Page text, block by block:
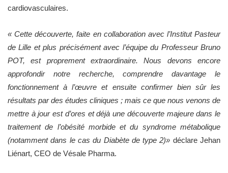
cardiovasculaires.
« Cette découverte, faite en collaboration avec l’Institut Pasteur
de Lille et plus précisément avec l’équipe du Professeur Bruno
POT, est proprement extraordinaire. Nous devons encore
approfondir notre recherche, comprendre davantage le
fonctionnement à l’œuvre et ensuite confirmer bien sûr les
résultats par des études cliniques ; mais ce que nous venons de
mettre à jour est d’ores et déjà une découverte majeure dans le
traitement de l’obésité morbide et du syndrome métabolique
(notamment dans le cas du Diabète de type 2)» déclare Jehan
Liénart, CEO de Vésale Pharma.